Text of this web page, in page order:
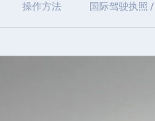
操作方法 国际驾驶执照